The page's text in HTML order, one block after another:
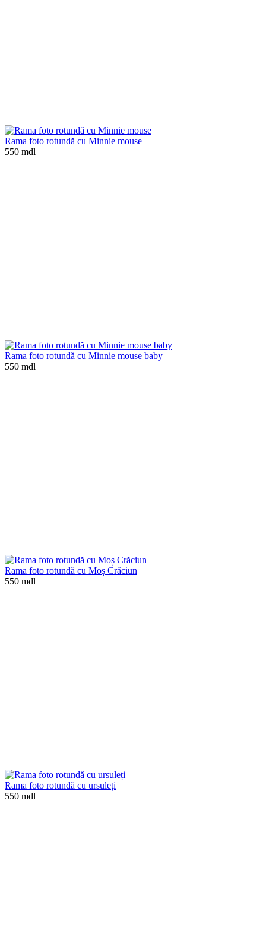
Rama foto rotundă cu Minnie mouse
550 mdl
Rama foto rotundă cu Minnie mouse baby
550 mdl
Rama foto rotundă cu Moș Crăciun
550 mdl
Rama foto rotundă cu ursuleți
550 mdl